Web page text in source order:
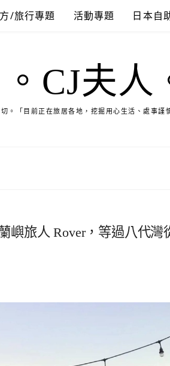
/旅行專題 活動專題 日本自
。CJ夫人
。「目前正在旅居各地，挖掘用心生活、處事謹
嶼旅人 Rover，等過八代灣